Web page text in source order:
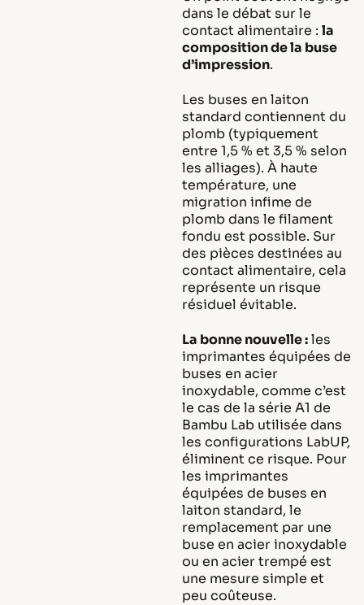
dans le débat sur le
contact alimentaire : la
composition de la buse
d’impression.
Les buses en laiton
standard contiennent du
plomb (typiquement
entre 1,5 % et 3,5 % selon
les alliages). À haute
température, une
migration infime de
plomb dans le filament
fondu est possible. Sur
des pièces destinées au
contact alimentaire, cela
représente un risque
résiduel évitable.
La bonne nouvelle :les
imprimantes équipées de
buses en acier
inoxydable, comme c’est
le cas de la série A1 de
Bambu Lab utilisée dans
les configurations LabUP,
éliminent ce risque. Pour
les imprimantes
équipées de buses en
laiton standard, le
remplacement par une
buse en acier inoxydable
ou en acier trempé est
une mesure simple et
peu coûteuse.